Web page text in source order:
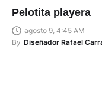
Pelotita playera
agosto 9, 4:45 AM
By Diseñador Rafael